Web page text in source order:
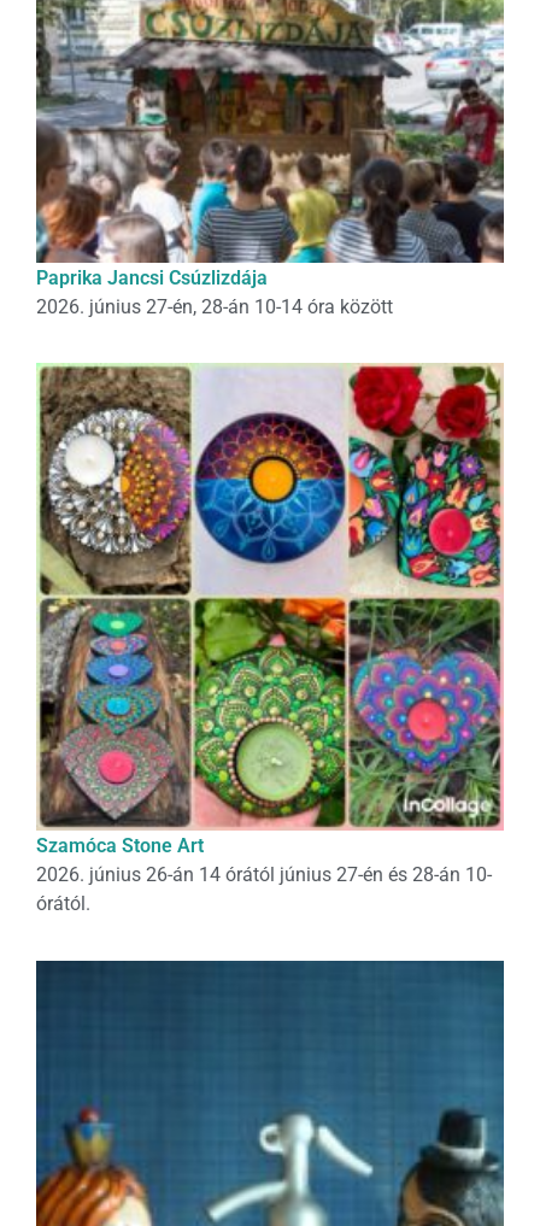
Paprika Jancsi Csúzlizdája
2026. június 27-én, 28-án 10-14 óra között
Szamóca Stone Art
2026. június 26-án 14 órától június 27-én és 28-án 10-
órától.